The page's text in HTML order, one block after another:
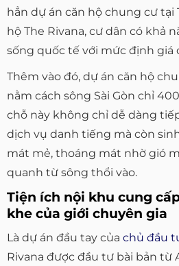
hẳn dự án căn hộ chung cư tại
hộ The Rivana, cư dân có khả
sống quốc tế với mức định giá
Thêm vào đó, dự án căn hộ
nằm cách sông Sài Gòn chỉ
chỗ này không chỉ dễ dàng
dịch vụ danh tiếng mà còn
mát mẻ, thoáng mát nhờ gió
quanh từ sông thổi vào.
Tiện ích nội khu cung
khe của giới chuyên gia
Là dự án đầu tay của chủ đầu
Rivana được đầu tư bài bản từ